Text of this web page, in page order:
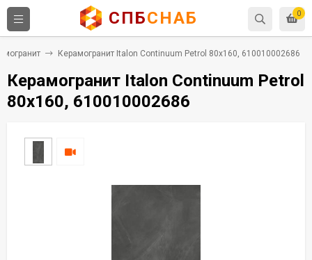
0
СПБСНАБ
Керамогранит Italon Continuum Petrol 80x160, 610010002686
Керамогранит Italon Continuum Petrol
80x160, 610010002686